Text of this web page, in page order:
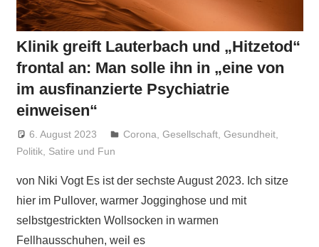
Klinik greift Lauterbach und „Hitzetod“
frontal an: Man solle ihn in „eine von
im ausfinanzierte Psychiatrie
einweisen“
6. August 2023 Niki Vogt
Corona ,Gesellschaft ,Gesundheit
Politik, Satire und Fun
von Niki Vogt Es ist der sechste August 2023. Ich sitze
hier im Pullover, warmer Jogginghose und mit
selbstgestrickten Wollsocken in warmen
Fellhausschuhen, weil es